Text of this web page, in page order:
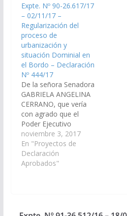
GONZALEZ, ALFREDO
FRANCISCO
SANGUINO, RUBEN
LAVAQUE, MIGUEL
ANDRES COSTAS
ZOTTOS, HECTOR
EDGAR MAMANI,
GABRIELA ANGELINA
CERRANO, ERNESTO
ANGEL GOMEZ, que
vería con agrado que
los Legisladores
Nacionales, a…
Expte. Nº 90-26.617/17
– 02/11/17 –
Regularización del
proceso de
urbanización y
situación Dominial en
el Bordo – Declaración
Nº 444/17
De la señora Senadora
GABRIELA ANGELINA
CERRANO, que vería
con agrado que el
Poder Ejecutivo
Provincial, a través de
la Secretaría de Tierra
y Habitat y las
reparticiones que
el proceso de
noviembre 3, 2017
En "Proyectos de
Declaración
Aprobados"